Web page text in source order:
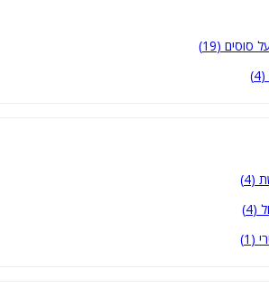
סוסים (
19
)
(
4
)
(
4
)
(
4
)
(
1
)